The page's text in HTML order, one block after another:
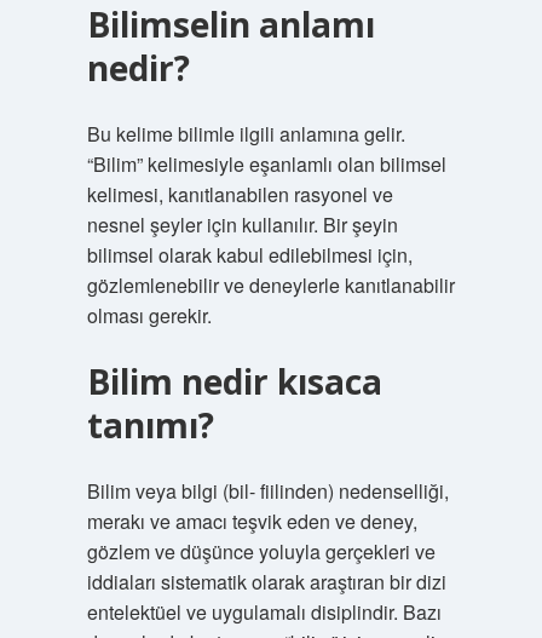
Bilimselin anlamı
nedir?
Bu kelime bilimle ilgili anlamına gelir.
“Bilim” kelimesiyle eşanlamlı olan bilimsel
kelimesi, kanıtlanabilen rasyonel ve
nesnel şeyler için kullanılır. Bir şeyin
bilimsel olarak kabul edilebilmesi için,
gözlemlenebilir ve deneylerle kanıtlanabilir
olması gerekir.
Bilim nedir kısaca
tanımı?
Bilim veya bilgi (bil- fiilinden) nedenselliği,
merakı ve amacı teşvik eden ve deney,
gözlem ve düşünce yoluyla gerçekleri ve
iddiaları sistematik olarak araştıran bir dizi
entelektüel ve uygulamalı disiplindir. Bazı